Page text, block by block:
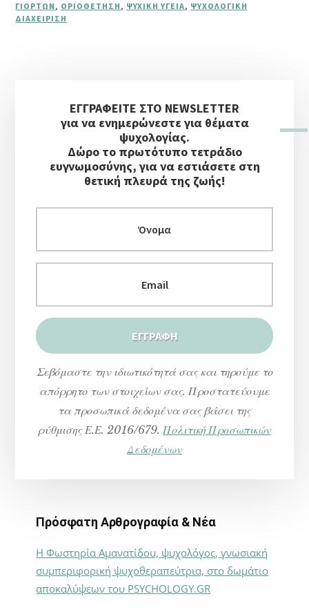
ΓΙΟΡΤΏΝ, ΟΡΙΟΘΈΤΗΣΗ, ΨΥΧΙΚΉ ΥΓΕΊΑ, ΨΥΧΟΛΟΓΙΚΉ
ΔΙΑΧΕΊΡΙΣΗ
ΠλευρικήΕΓΓΡΑΦΕΙΤΕ ΣΤΟ NEWSLETTER
για να ενημερώνεστε για θέματα
ψυχολογίας.
Δώρο το πρωτότυπο τετράδιο
ευγνωμοσύνης, για να εστιάσετε στη
θετική πλευρά της ζωής!
Σεβόμαστε την ιδιωτικότητά σας και τηρούμε το
απόρρητο των στοιχείων σας. Προστατεύουμε
τα προσωπικά δεδομένα σας βάσει της
ρύθμισης Ε.Ε. 2016/679. Πολιτική Προσωπικών
Δεδομένων
Πρόσφατη Αρθρογραφία & Νέα
Η Φωστηρία Αμανατίδου, ψυχολόγος, γνωσιακή
συμπεριφορική ψυχοθεραπεύτρια, στο δωμάτιο
αποκαλύψεων του PSYCHOLOGY.GR